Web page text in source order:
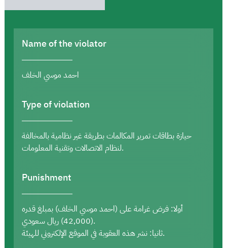
Name of the violator
احمد موسي الخلف
Type of violation
حيازة بطاقات تمرير المكالمات بطريقة غير نظامية بالمخالفة
لنظام الاتصالات وتقنية المعلومات.
Punishment
أولا: فرض غرامة على (احمد موسي الخلف) بمبلغ قدره
(42,000) ريال سعودي.
ثانيا: نشر هذه العقوبة في الموقع الإلكتروني للهيئة.